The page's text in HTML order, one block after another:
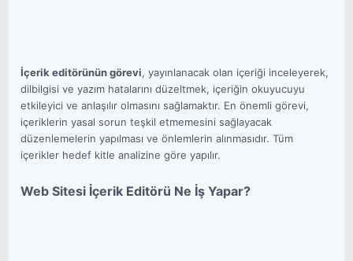
İçerik editörünün görevi, yayınlanacak olan içeriği inceleyerek,
dilbilgisi ve yazım hatalarını düzeltmek, içeriğin okuyucuyu
etkileyici ve anlaşılır olmasını sağlamaktır. En önemli görevi,
içeriklerin yasal sorun teşkil etmemesini sağlayacak
düzenlemelerin yapılması ve önlemlerin alınmasıdır. Tüm
içerikler hedef kitle analizine göre yapılır.
Web Sitesi İçerik Editörü Ne İş Yapar?